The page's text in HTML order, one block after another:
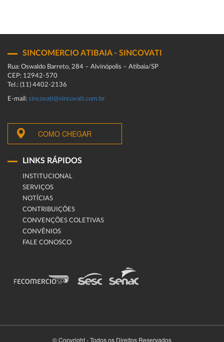
SINCOMERCIO ATIBAIA - SINCOVATI
Rua: Oswaldo Barreto, 284 – Alvinópolis – Atibaia/SP
CEP: 12942-570
Tel.: (11) 4402-2136
E-mail: sincovati@sincovati.com.br
COMO CHEGAR
LINKS RÁPIDOS
INSTITUCIONAL
SERVIÇOS
NOTÍCIAS
CONTRIBUIÇÕES
CONVENÇÕES COLETIVAS
CONVÊNIOS
FALE CONOSCO
© Copyright - Todos os Direitos Reservados